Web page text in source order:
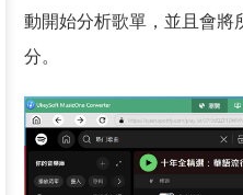
動開始分析歌單，並且會將
分。